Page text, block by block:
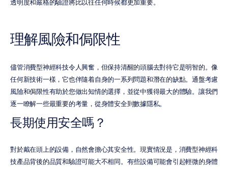
透明度和嚴格的驗證將比以往任何時候都更加重要。
理解風險和侷限性
儘管消費型神經科技令人興奮，但保持清醒的頭腦去對待它是明智的。像
任何新技術一樣，它也伴隨着自身的一系列問題和潛在的缺點。通盤考慮
風險和侷限性有助於您做出知情的選擇，並從中獲得最大的體驗。讓我們
逐一瞭解一些最重要的考量，從身體安全到數據隱私。
長期使用安全嗎？
對於戴在頭上的設備，自然會擔心其安全性。現實情況是，消費型神經科
技產品背後的品質和驗證可能大不相同。有些設備可能會引起輕微的身體